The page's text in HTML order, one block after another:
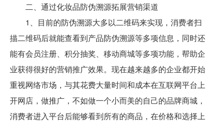
二、通过化妆品防伪溯源拓展营销渠道
1、目前的防伪溯源大多以二维码来实现，消费者扫
描二维码后就能查看到产品防伪溯源等多项信息，同时还
能有会员注册、积分抽奖、移动商城等多项功能，帮助企
业获得很好的营销推广效果。现在越来越多的企业都开始
重视网络市场，与其花费大量时间和成本在互联网平台上
开网店，做推广，不如做一个小而美的自己的品牌商城，
消费者进入平台后能够看到所有的商品，在价格和选择上